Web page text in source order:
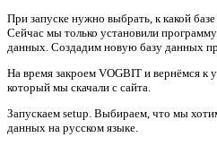
При запуске нужно выбрать, к какой
Сейчас мы только установили
данных. Создадим новую базу данных
На время закроем VOGBIT и вернёмся к
который мы скачали с сайта.
Запускаем setup. Выбираем, что мы
данных на русском языке.